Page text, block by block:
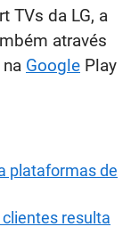
TVs da LG, a
através
Google Play
plataformas de
resulta